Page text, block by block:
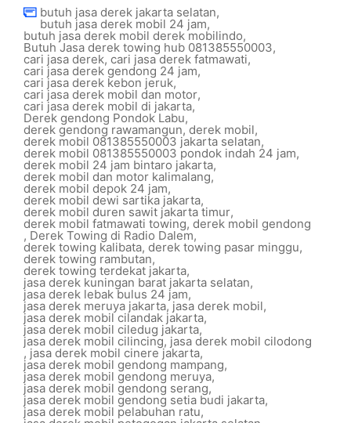
butuh jasa derek jakarta selatan,
butuh jasa derek mobil 24 jam,
butuh jasa derek mobil derek mobilindo,
Butuh Jasa derek towing hub 081385550003,
cari jasa derek, cari jasa derek fatmawati,
cari jasa derek gendong 24 jam,
cari jasa derek kebon jeruk,
cari jasa derek mobil dan motor,
cari jasa derek mobil di jakarta,
Derek gendong Pondok Labu,
derek gendong rawamangun,derek mobil,
derek mobil 081385550003 jakarta selatan,
derek mobil 081385550003 pondok indah 24 jam,
derek mobil 24 jam bintaro jakarta,
derek mobil dan motor kalimalang,
derek mobil depok 24 jam,
derek mobil dewi sartika jakarta,
derek mobil duren sawit jakarta timur,
derek mobil fatmawati towing, derek mobil gendong
, Derek Towing di Radio Dalem,
derek towing kalibata, derek towing pasar minggu,
derek towing rambutan,
derek towing terdekat jakarta,
jasa derek kuningan barat jakarta selatan,
jasa derek lebak bulus 24 jam,
jasa derek meruya jakarta, jasa derek mobil,
jasa derek mobil cilandak jakarta,
jasa derek mobil ciledug jakarta,
jasa derek mobil cilincing, jasa derek mobil cilodong
, jasa derek mobil cinere jakarta,
jasa derek mobil gendong mampang,
jasa derek mobil gendong meruya,
jasa derek mobil gendong serang,
jasa derek mobil gendong setia budi jakarta,
jasa derek mobil pelabuhan ratu,